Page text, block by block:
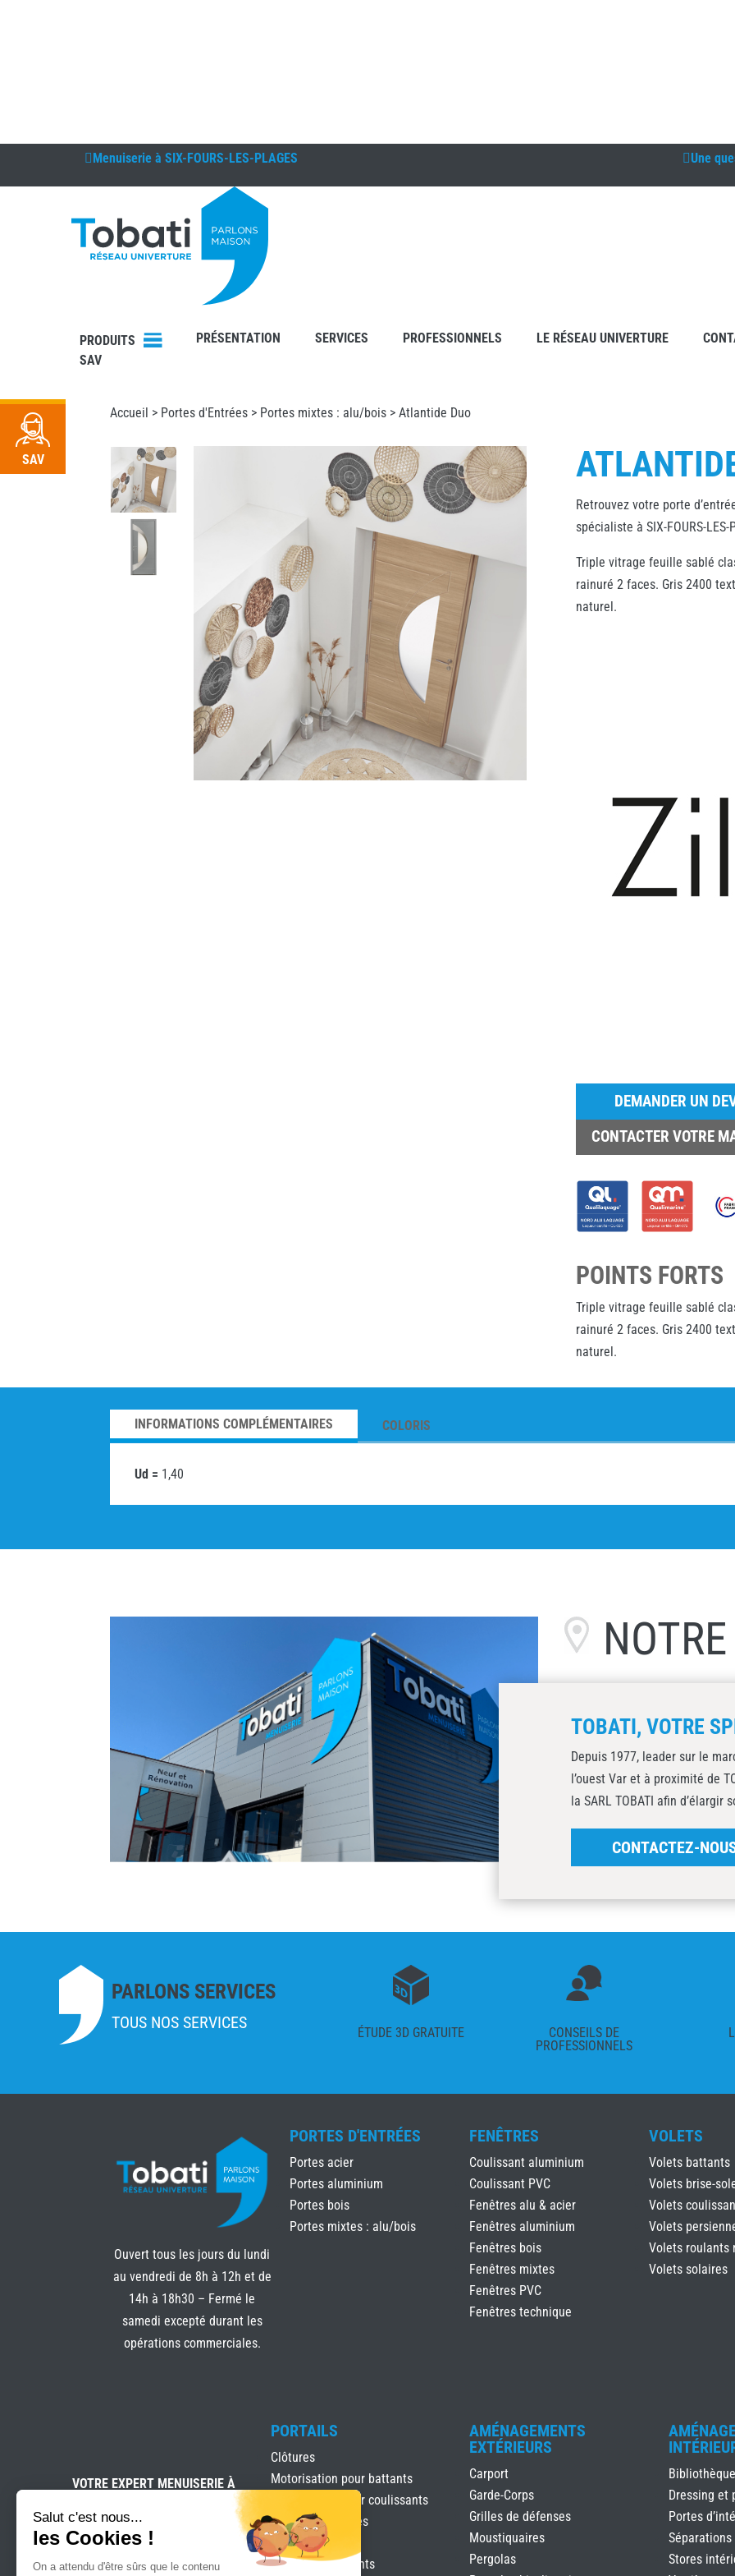
Menuiserie à SIX-FOURS-LES-PLAGES Une
PRODUITS PRÉSENTATION SERVICES PROFESSIONNELS LE RÉSEAU UNIVERTURE
SAV
Accueil > Portes d'Entrées > Portes mixtes : alu/bois > Atlantide Duo
Retrouvez votre porte
spécialiste à SIX-FOURS-LES-
Triple vitrage feuille sablé
rainuré 2 faces. Gris 2400
naturel.
DEMANDER UN
CONTACTER VOTRE
POINTS FORTS
Triple vitrage feuille sablé
rainuré 2 faces. Gris 2400
naturel.
INFORMATIONS COMPLÉMENTAIRES COLORIS
Ud = 1,40
TOBATI, VOTRE
Depuis 1977, leader sur le
l’ouest Var et à proximité de
la SARL TOBATI afin d’élargir
CONTACTEZ-
PARLONS SERVICES
TOUS NOS SERVICES
ÉTUDE 3D GRATUITE
CONSEILS DE
PROFESSIONNELS
Ouvert tous les jours du lundi
au vendredi de 8h à 12h et de
14h à 18h30 – Fermé le
samedi excepté durant les
opérations commerciales.
PORTES D'ENTRÉES
Portes acier
Portes aluminium
Portes bois
Portes mixtes : alu/bois
FENÊTRES
Coulissant aluminium
Coulissant PVC
Fenêtres alu & acier
Fenêtres aluminium
Fenêtres bois
Fenêtres mixtes
Fenêtres PVC
Fenêtres technique
VOLETS
Volets battants
Volets brise-
Volets
Volets
Volets roulants
Volets solaires
VOTRE EXPERT MENUISERIE À
PORTAILS
Clôtures
Motorisation pour battants
Motorisation pour coulissants
Portails & clôtures
Portails Battants
Portails coulissants
AMÉNAGEMENTS
EXTÉRIEURS
Carport
Garde-Corps
Grilles de défenses
Moustiquaires
Pergolas
Dressing et
Portes
Stores
SAV
Salut c'est nous...
les Cookies !
On a attendu d'être sûrs que le contenu